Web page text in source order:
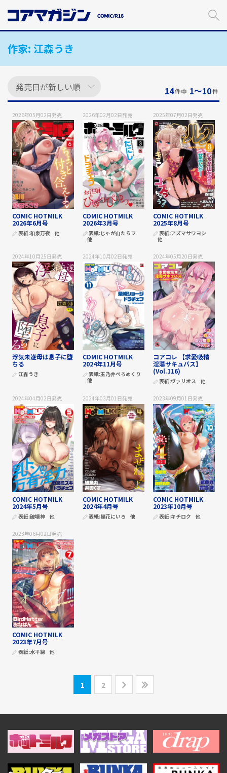
ン
作家: 江森うき
14件中 1〜10件
2026年05月02日発売
COMIC HOTMILK
2026年6月号
表紙:和泉万夜 他
2026年02月02日発売
COMIC HOTMILK
2026年3月号
表紙:じゃが山たらヲ
他
2025年07月02日発売
COMIC HOTMILK
2025年8月号
表紙:アズマサワヨシ
他
2024年10月25日発売
浮気未遂母は息子に堕
ちる
江森うき
2024年10月02日発売
COMIC HOTMILK
2024年11月号
表紙:玉乃井ぺろめくり
他
2024年05月20日発売
コアコレ 【求愛吸精
淫蕩サキュバス】
(Vol.116)
表紙:ヴァリオス 他
2024年04月02日発売
COMIC HOTMILK
2024年5月号
表紙:破壊神 他
2024年03月01日発売
COMIC HOTMILK
2024年4月号
表紙:幾花にいろ 他
2023年09月01日発売
COMIC HOTMILK
2023年10月号
表紙:キチロク 他
2023年06月02日発売
COMIC HOTMILK
2023年7月号
表紙:水平線 他
1 2